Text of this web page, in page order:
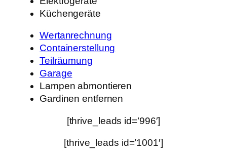
Küchengeräte
Wertanrechnung
Containerstellung
Teilräumung
Garage
Lampen abmontieren
Gardinen entfernen
[thrive_leads id=’996′]
[thrive_leads id=’1001′]